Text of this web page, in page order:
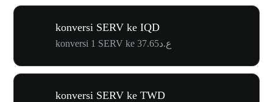
konversi SERV ke IQD
konversi 1 SERV ke ع.د37.65
konversi SERV ke TWD